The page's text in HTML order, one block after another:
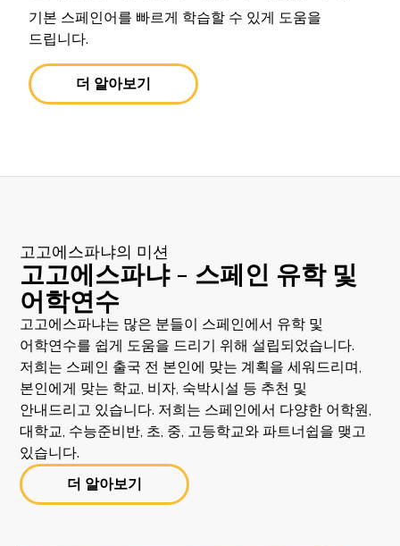
기본 스페인어를 빠르게 학습할 수 있게 도움을
드립니다.
더 알아보기
고고에스파냐의 미션
고고에스파냐 - 스페인 유학 및
어학연수
고고에스파냐는 많은 분들이 스페인에서 유학 및
어학연수를 쉽게 도움을 드리기 위해 설립되었습니다.
저희는 스페인 출국 전 본인에 맞는 계획을 세워드리며,
본인에게 맞는 학교, 비자, 숙박시설 등 추천 및
안내드리고 있습니다. 저희는 스페인에서 다양한 어학원,
대학교, 수능준비반, 초, 중, 고등학교와 파트너쉽을 맺고
있습니다.
더 알아보기